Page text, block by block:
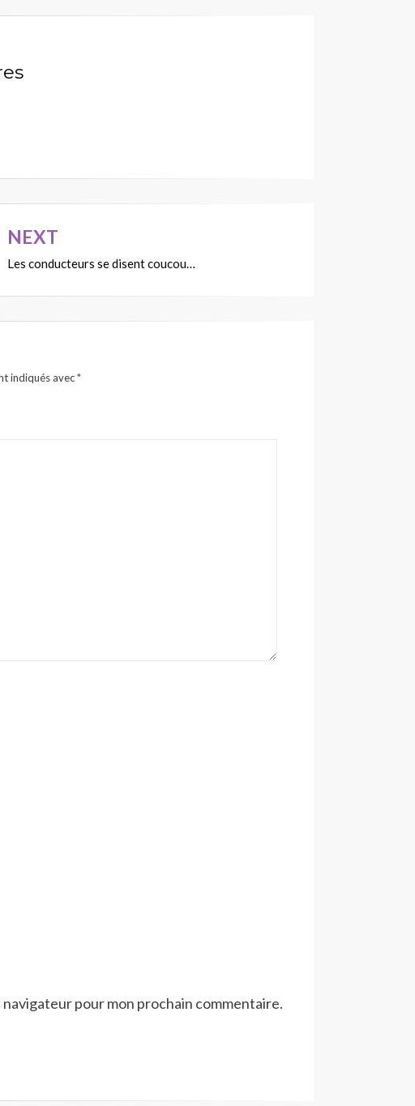
NEXT
Les conducteurs se disent coucou…
indiqués avec*
pour mon prochain commentaire.